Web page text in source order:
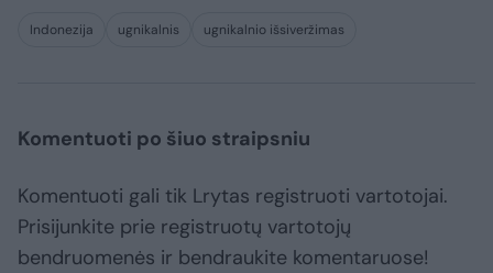
Indonezija ugnikalnis ugnikalnio išsiveržimas
Komentuoti po šiuo straipsniu
Komentuoti gali tik Lrytas registruoti vartotojai.
Prisijunkite prie registruotų vartotojų
bendruomenės ir bendraukite komentaruose!